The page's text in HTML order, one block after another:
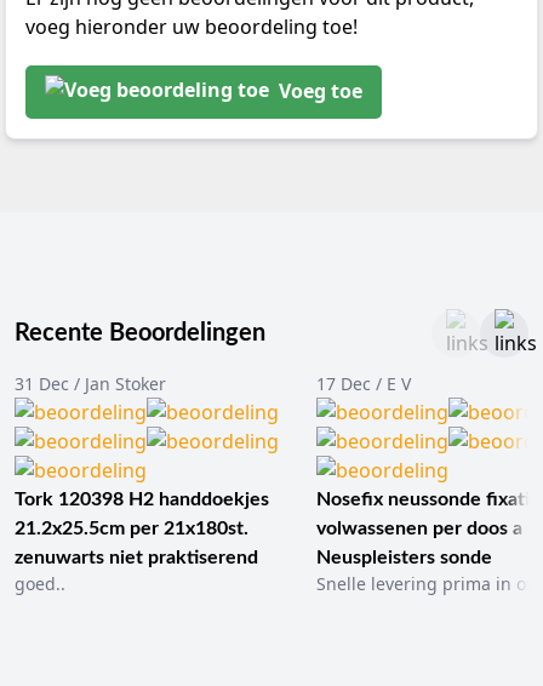
voeg hieronder uw beoordeling toe!
Voeg toe
Recente Beoordelingen
31 Dec / Jan Stoker
Tork 120398 H2 handdoekjes
21.2x25.5cm per 21x180st.
zenuwarts niet praktiserend
goed..
17 Dec / E V
Nosefix neussonde
volwassenen per doos a
Neuspleisters sonde
Snelle levering prima in